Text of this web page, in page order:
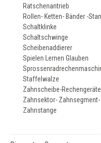
Ratschenantrieb
Rollen- Ketten- Bänder -
Schaltklinke
Schaltschwinge
Scheibenaddierer
Spielen Lernen Glauben
Staffelwalze
Zahnscheibe-Rechengeräte
Zahnsektor-
Zahnstange